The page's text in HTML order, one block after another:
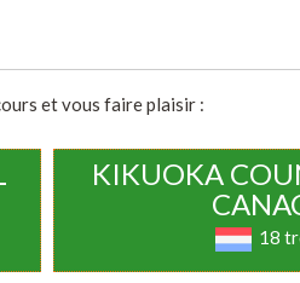
et vous faire plaisir :
KIKUOKA
18